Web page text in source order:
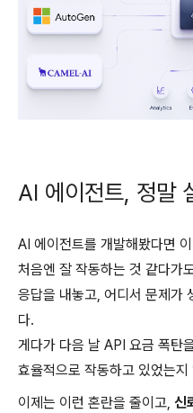
AI 에이전트, 정말
AI 에이전트를 개발해봤다면
처음엔 잘 작동하는 것 같다가
응답을 내놓고, 어디서 문제가
다.
게다가 다음 날 API 요금 폭탄
효율적으로 작동하고 있었는지
이제는 이런 혼란을 줄이고, 신